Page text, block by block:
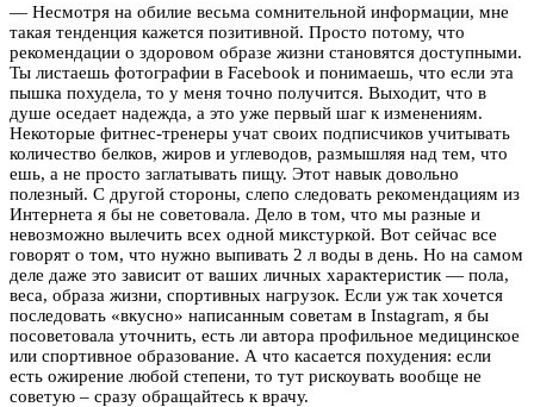
— Несмотря на обилие весьма сомнительной информации, мне
такая тенденция кажется позитивной. Просто потому, что
рекомендации о здоровом образе жизни становятся доступными.
Ты листаешь фотографии в Facebook и понимаешь, что если эта
пышка похудела, то у меня точно получится. Выходит, что в
душе оседает надежда, а это уже первый шаг к изменениям.
Некоторые фитнес-тренеры учат своих подписчиков учитывать
количество белков, жиров и углеводов, размышляя над тем, что
ешь, а не просто заглатывать пищу. Этот навык довольно
полезный. С другой стороны, слепо следовать рекомендациям из
Интернета я бы не советовала. Дело в том, что мы разные и
невозможно вылечить всех одной микстуркой. Вот сейчас все
говорят о том, что нужно выпивать 2 л воды в день. Но на самом
деле даже это зависит от ваших личных характеристик — пола,
веса, образа жизни, спортивных нагрузок. Если уж так хочется
последовать «вкусно» написанным советам в Instagram, я бы
посоветовала уточнить, есть ли автора профильное медицинское
или спортивное образование. А что касается похудения: если
есть ожирение любой степени, то тут рискоувать вообще не
советую – сразу обращайтесь к врачу.